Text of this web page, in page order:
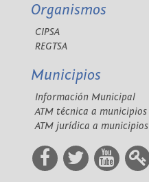
Organismos
CIPSA
REGTSA
Municipios
Información Municipal
ATM técnica a municipios
ATM jurídica a municipios